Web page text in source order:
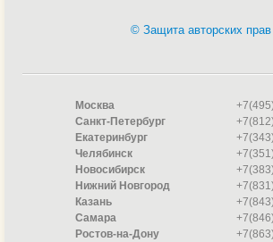
© Защита авторских прав
Москва
Санкт-Петербург
Екатеринбург
Челябинск
Новосибирск
Нижний Новгород
Казань
Самара
Ростов-на-Дону